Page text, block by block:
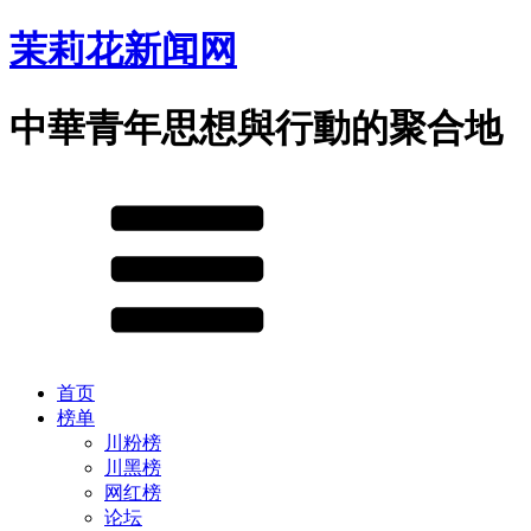
茉莉花新闻网
中華青年思想與行動的聚合地
首页
榜单
川粉榜
川黑榜
网红榜
论坛